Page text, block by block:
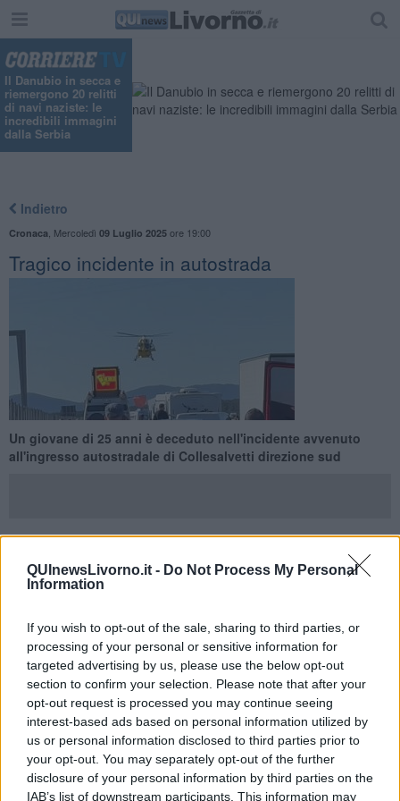
QUInewsLivorno.it - Do Not Process My Personal
Information
If you wish to opt-out of the sale, sharing to third parties, or
processing of your personal or sensitive information for
targeted advertising by us, please use the below opt-out
section to confirm your selection. Please note that after your
opt-out request is processed you may continue seeing
interest-based ads based on personal information utilized by
us or personal information disclosed to third parties prior to
your opt-out. You may separately opt-out of the further
disclosure of your personal information by third parties on the
IAB’s list of downstream participants. This information may
Il Danubio in secca e
riemergono 20 relitti
di navi naziste: le
incredibili immagini
dalla Serbia
Indietro
Cronaca Mercoledì 09 Luglio 2025ore 19:00
Tragico incidente in autostrada
Un giovane di 25 anni è deceduto nell'incidente avvenuto
all'ingresso autostradale di Collesalvetti direzione sud
COLLESALVETTI —Sono stati purtroppo inutili i tentati di soccorso
attivati per salvare una persona coinvolta nell'incidente all'ingresso
Da una prima ricostruzione si è verificato intorno alle 8 del mattino
uno scontro tra un camion e un furgone nel tratto autostradale fra il
casello di Collesalvetti e Rosignano Marittimo, al chilometro 178 in
direzione sud.
A perdere la vita il conducente del furgone, un 25enne di
Pontremoli, Davide Bertolini,morto sul colpo erimasto